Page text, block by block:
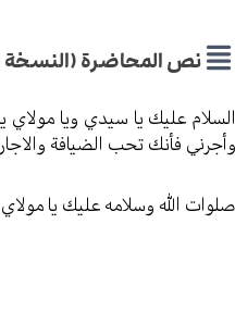
نص المحاضرة (النسخة
السلام عليك يا سيدي ويا
وأجرني فأنك تحب الضيافة
صلوات الله وسلامه عليك يا